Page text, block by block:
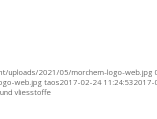
uploads/2021/05/morchem-logo-web.jpg
web.jpg taos2017-02-24 11:24:532017-
vliesstoffe